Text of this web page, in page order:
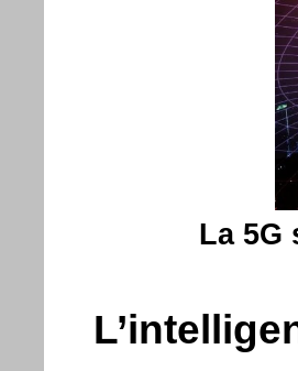
La 5G